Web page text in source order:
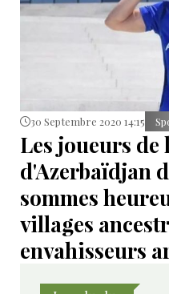
30 Septembre 2020 14:15
Les joueurs de
d'Azerbaïdjan
sommes
villages
envahisseurs